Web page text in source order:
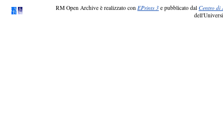
RM Open Archive è realizzato con EPrints 3 e pubblicato dal Centro di